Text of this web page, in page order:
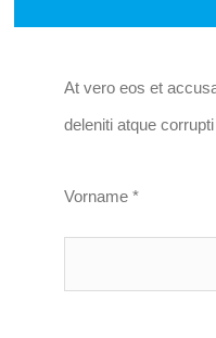
At vero eos et
deleniti atque
Vorname *